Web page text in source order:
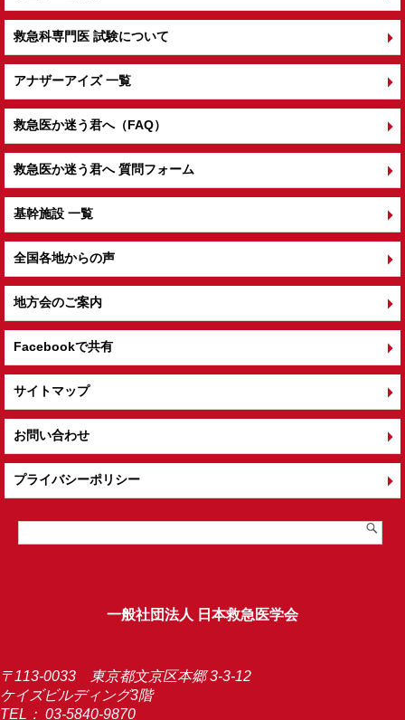
救急科専門医 試験について
アナザーアイズ 一覧
救急医か迷う君へ（FAQ）
救急医か迷う君へ 質問フォーム
基幹施設 一覧
全国各地からの声
地方会のご案内
Facebookで共有
サイトマップ
お問い合わせ
プライバシーポリシー
一般社団法人 日本救急医学会
〒113-0033 東京都文京区本郷 3-3-12
ケイズビルディング3階
TEL： 03-5840-9870